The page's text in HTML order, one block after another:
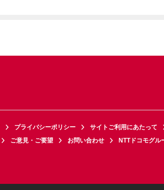
プライバシーポリシー サイトご利用にあたって
ご意見・ご要望 お問い合わせ NTTドコモグル